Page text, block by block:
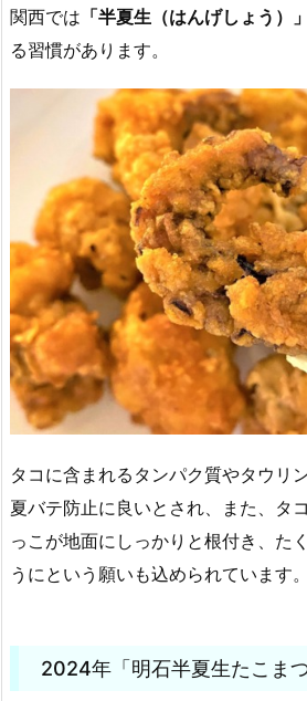
関西では 「半夏生（はんげしょう）」
る習慣があります。
タコに含まれるタンパク質やタウリ
夏バテ防止に良いとされ、また、タ
っこが地面にしっかりと根付き、た
うにという願いも込められています。
2024年「明石半夏生たこま